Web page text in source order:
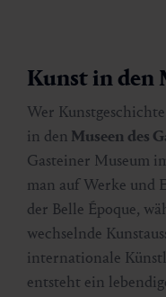
Kunst in den
Wer
in den Museen des
Gasteiner Museum
man auf Werke und
der Belle Époque,
wechselnde
internationale
entsteht ein